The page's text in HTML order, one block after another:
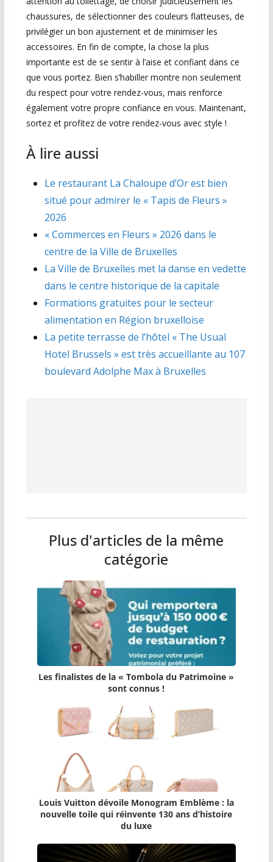
chaussures, de sélectionner des couleurs flatteuses, de
privilégier un bon ajustement et de minimiser les
accessoires. En fin de compte, la chose la plus
importante est de se sentir à l’aise et confiant dans ce
que vous portez. Bien s’habiller montre non seulement
du respect pour votre rendez-vous, mais renforce
également votre propre confiance en vous. Maintenant,
sortez et profitez de votre rendez-vous avec style !
À lire aussi
Le restaurant La Chaloupe d’Or est bien
situé pour admirer le « Tapis de Fleurs »
2026
« Commerces en Fleurs » 2026 dans le
centre de la Ville de Bruxelles
La Ville de Bruxelles met la danse en vedette
dans le centre historique de la capitale
Formations gratuites pour le secteur
alimentation en Région bruxelloise
La petite terrasse de l’hôtel « The Usual
Hotel Brussels » est très accueillante au 107
boulevard Adolphe Max à Bruxelles
Plus d'articles de la même
catégorie
Les finalistes de la « Tombola du Patrimoine »
sont connus !
Louis Vuitton dévoile Monogram Emblème : la
nouvelle toile qui réinvente 130 ans d’histoire
du luxe